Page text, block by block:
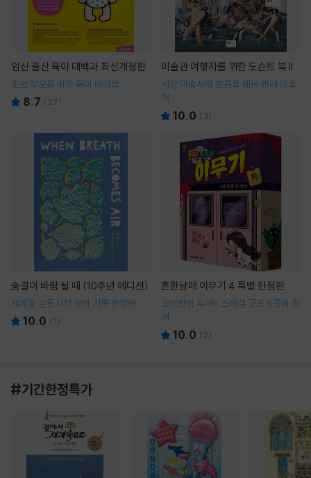
임신 출산 육아 대백과 최신개정판
초보 부모를 위한 육아 바이블
8.7 ( 27)
미술관 여행자를 위한 도슨트 북 II
서양 미술사의 흐름을 꿰는 반려 미술
책
10.0 ( 3)
숨결이 바람 될 때 (10주년 에디션)
세계를 감동시킨 생의 기록 한정판
10.0 (1 )
흔한남매 이무기 4 특별 한정판
오싹함이 두 배! 스페셜 굿즈 6종과 함
께
10.0 ( 2)
#기간한정특가